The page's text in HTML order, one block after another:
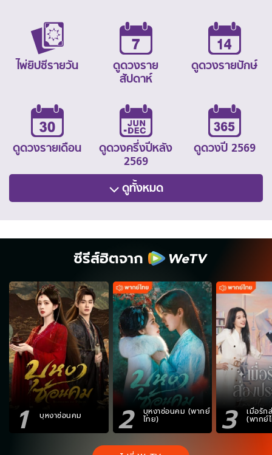
ไพ่ยิปซีรายวัน
ดูดวงราย
สัปดาห์
ดูดวงรายปักษ์
ดูดวงรายเดือน
ดูดวงครึ่งปีหลัง
2569
ดูดวงปี 2569
ดูทั้งหมด
ซีรีส์ฮิตจาก
1 บุหงาซ่อนคม 2 บุหงาซ่อนคม (พากย์
ไทย) 3 เมื่อรัก
(พากย์